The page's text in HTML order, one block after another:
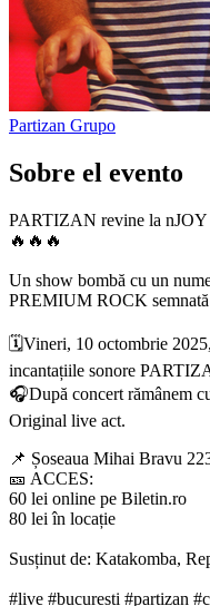
Partizan Grupo
Sobre el evento
PARTIZAN revine la nJOY
🔥🔥🔥
Un show bombă cu un
PREMIUM ROCK
🗓️Vineri, 10 octombrie
incantațiile sonore
🎧După concert rămânem
Original live act.
📌 Șoseaua Mihai Bravu
🎫 ACCES:
60 lei online pe Biletin.ro
80 lei în locație
Susținut de: Katakomba,
#live #bucuresti #partizan